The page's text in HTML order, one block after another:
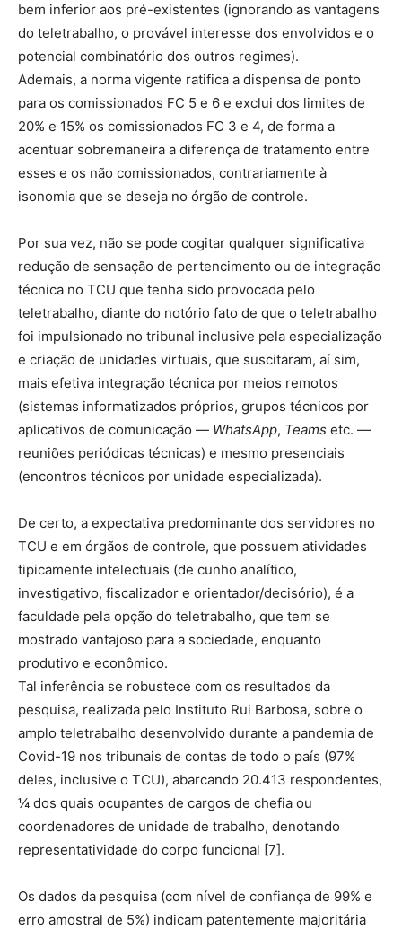
bem inferior aos pré-existentes (ignorando as vantagens
do teletrabalho, o provável interesse dos envolvidos e o
potencial combinatório dos outros regimes).
Ademais, a norma vigente ratifica a dispensa de ponto
para os comissionados FC 5 e 6 e exclui dos limites de
20% e 15% os comissionados FC 3 e 4, de forma a
acentuar sobremaneira a diferença de tratamento entre
esses e os não comissionados, contrariamente à
isonomia que se deseja no órgão de controle.
Por sua vez, não se pode cogitar qualquer significativa
redução de sensação de pertencimento ou de integração
técnica no TCU que tenha sido provocada pelo
teletrabalho, diante do notório fato de que o teletrabalho
foi impulsionado no tribunal inclusive pela especialização
e criação de unidades virtuais, que suscitaram, aí sim,
mais efetiva integração técnica por meios remotos
(sistemas informatizados próprios, grupos técnicos por
aplicativos de comunicação — WhatsApp, Teams etc. —
reuniões periódicas técnicas) e mesmo presenciais
(encontros técnicos por unidade especializada).
De certo, a expectativa predominante dos servidores no
TCU e em órgãos de controle, que possuem atividades
tipicamente intelectuais (de cunho analítico,
investigativo, fiscalizador e orientador/decisório), é a
faculdade pela opção do teletrabalho, que tem se
mostrado vantajoso para a sociedade, enquanto
produtivo e econômico.
Tal inferência se robustece com os resultados da
pesquisa, realizada pelo Instituto Rui Barbosa, sobre o
amplo teletrabalho desenvolvido durante a pandemia de
Covid-19 nos tribunais de contas de todo o país (97%
deles, inclusive o TCU), abarcando 20.413 respondentes,
¼ dos quais ocupantes de cargos de chefia ou
coordenadores de unidade de trabalho, denotando
representatividade do corpo funcional [7].
Os dados da pesquisa (com nível de confiança de 99% e
erro amostral de 5%) indicam patentemente majoritária